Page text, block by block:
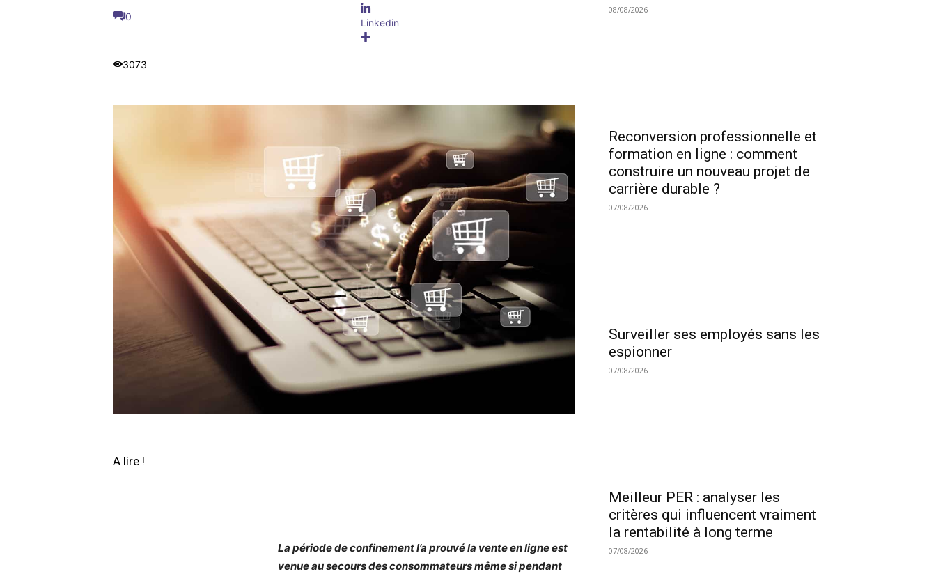
0
3073
Linkedin
A lire !
La période de confinement l’a prouvé la vente en ligne est
venue au secours des consommateurs même si pendant
08/08/2026
Reconversion professionnelle et
formation en ligne : comment
construire un nouveau projet de
carrière durable ?
07/08/2026
Surveiller ses employés sans les
espionner
07/08/2026
Meilleur PER : analyser les
critères qui influencent vraiment
la rentabilité à long terme
07/08/2026